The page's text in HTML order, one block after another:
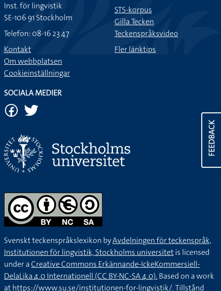
FEEDBACK
Inst. för lingvistik
SE-106 91 Stockholm
Telefon: 08-16 23 47
Kontakt
Om webbplatsen
Cookieinställningar
STS-korpus
Gilla Tecken
Teckenspråksvideo
Fler länktips
SOCIALA MEDIER
Svenskt teckenspråkslexikon byAvdelningen för teckenspråk,
Institutionen för lingvistik, Stockholms universitetis licensed
under aCreative Commons Erkännande-IckeKommersiell-
DelaLika 4.0 Internationell (CC BY-NC-SA 4.0).Based on a work
athttps://www.su.se/institutionen-for-lingvistik/. Tillstånd